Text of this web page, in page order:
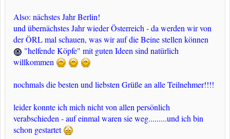
Also: nächstes Jahr Berlin!
und übernächstes Jahr wieder Österreich - da werden wir von
der ÖRL mal schauen, was wir auf die Beine stellen können
"helfende Köpfe" mit guten Ideen sind natürlich
willkommen
nochmals die besten und liebsten Grüße an alle Teilnehmer!!!!
leider konnte ich mich nicht von allen persönlich
verabschieden - auf einmal waren sie weg.........und ich bin
schon gestartet